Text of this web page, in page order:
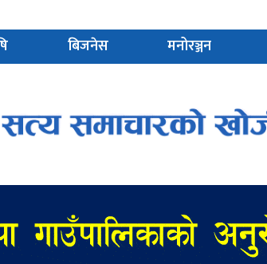
बिजनेस मनोरञ्जन